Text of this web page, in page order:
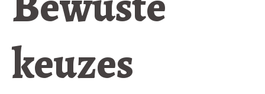
keuzes